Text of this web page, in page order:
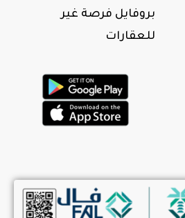
بروفايل فرصة غير
للعقارات